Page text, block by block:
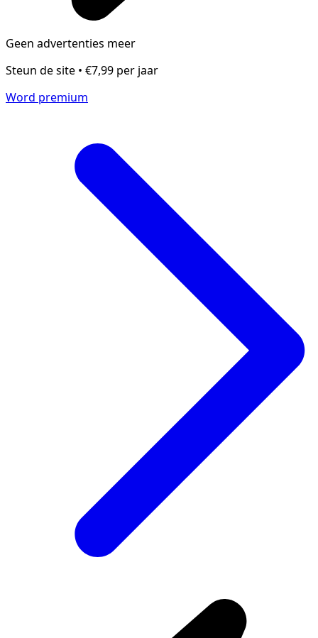
Geen advertenties meer
Steun de site • €7,99 per jaar
Word premium